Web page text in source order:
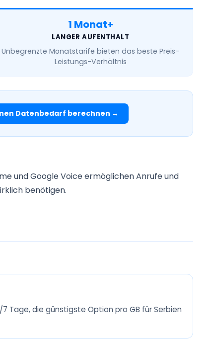
1 Monat+
LANGER AUFENTHALT
Unbegrenzte Monatstarife bieten das beste Preis-
Leistungs-Verhältnis
Datenbedarf berechnen →
und Google Voice ermöglichen Anrufe und
benötigen.
7 Tage, die günstigste Option pro GB für Serbien